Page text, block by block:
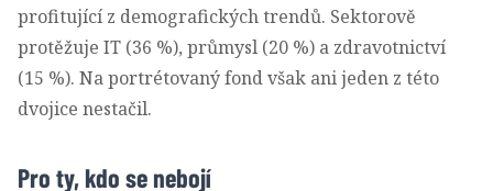
profitující z demografických trendů. Sektorově
protěžuje IT (36 %), průmysl (20 %) a zdravotnictví
(15 %). Na portrétovaný fond však ani jeden z této
dvojice nestačil.
Pro ty, kdo se nebojí